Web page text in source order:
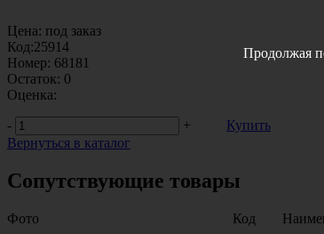
Цена: под заказ
Код:25914
Номер: 68181
Остаток: 0
Оценка:
-
+
Купить
Вернуться в каталог
Сопутствующие товары
Фото Код
Продолжая